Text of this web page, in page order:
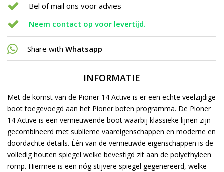
Bel of mail ons voor advies
Neem contact op voor levertijd.
Share with Whatsapp
INFORMATIE
Met de komst van de Pioner 14 Active is er een echte veelzijdige
boot toegevoegd aan het Pioner boten programma. De Pioner
14 Active is een vernieuwende boot waarbij klassieke lijnen zijn
gecombineerd met sublieme vaareigenschappen en moderne en
doordachte details. Één van de vernieuwde eigenschappen is de
volledig houten spiegel welke bevestigd zit aan de polyethyleen
romp. Hiermee is een nóg stijvere spiegel gegenereerd, welke